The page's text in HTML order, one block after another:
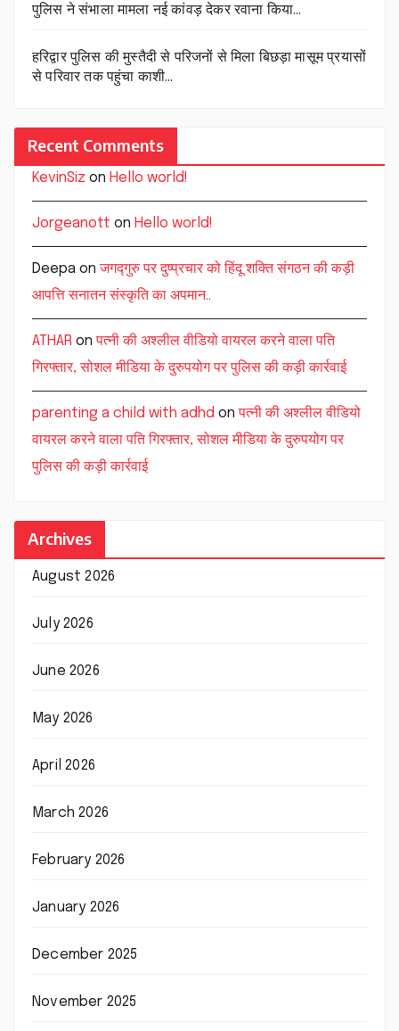
पुलिस ने संभाला मामला नई कांवड़ देकर रवाना किया…
हरिद्वार पुलिस की मुस्तैदी से परिजनों से मिला बिछड़ा मासूम प्रयासों
से परिवार तक पहुंचा काशी…
Recent Comments
KevinSiz on Hello world!
Jorgeanott on Hello world!
Deepa onजगद्गुरु पर दुष्प्रचार को हिंदू शक्ति संगठन की कड़ी
आपत्ति सनातन संस्कृति का अपमान..
ATHAR onपत्नी की अश्लील वीडियो वायरल करने वाला पति
गिरफ्तार, सोशल मीडिया के दुरुपयोग पर पुलिस की कड़ी कार्रवाई
parenting a child with adhd onपत्नी की अश्लील वीडियो
वायरल करने वाला पति गिरफ्तार, सोशल मीडिया के दुरुपयोग पर
पुलिस की कड़ी कार्रवाई
Archives
August 2026
July 2026
June 2026
May 2026
April 2026
March 2026
February 2026
January 2026
December 2025
November 2025